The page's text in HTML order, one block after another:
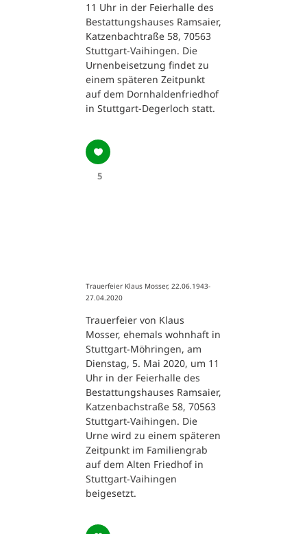
11 Uhr in der Feierhalle des
Bestattungshauses Ramsaier,
Katzenbachtraße 58, 70563
Stuttgart-Vaihingen. Die
Urnenbeisetzung findet zu
einem späteren Zeitpunkt
auf dem Dornhaldenfriedhof
in Stuttgart-Degerloch statt.
5
Trauerfeier Klaus Mosser, 22.06.1943-
27.04.2020
Trauerfeier von Klaus
Mosser, ehemals wohnhaft in
Stuttgart-Möhringen, am
Dienstag, 5. Mai 2020, um 11
Uhr in der Feierhalle des
Bestattungshauses Ramsaier,
Katzenbachstraße 58, 70563
Stuttgart-Vaihingen. Die
Urne wird zu einem späteren
Zeitpunkt im Familiengrab
auf dem Alten Friedhof in
Stuttgart-Vaihingen
beigesetzt.